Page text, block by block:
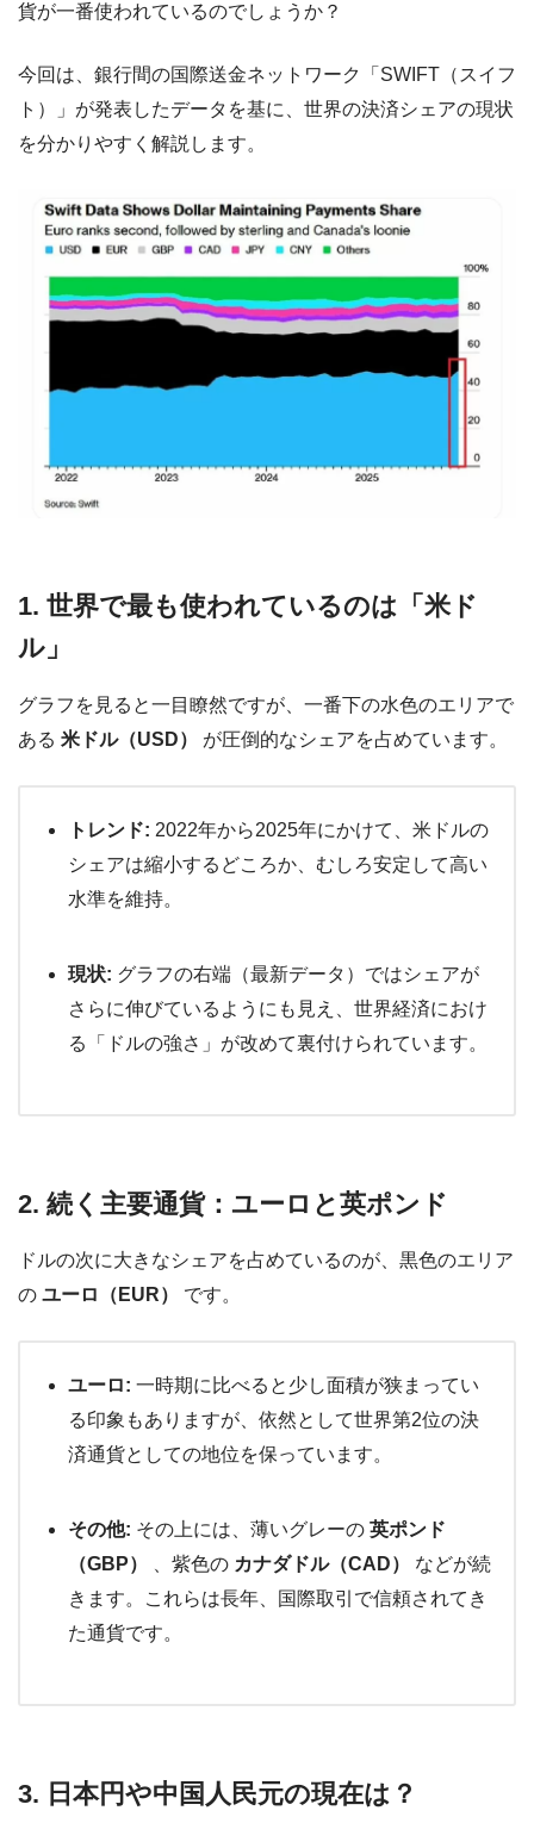
貨が一番使われているのでしょうか？
今回は、銀行間の国際送金ネットワーク「SWIFT（スイフ
ト）」が発表したデータを基に、世界の決済シェアの現状
を分かりやすく解説します。
1. 世界で最も使われているのは「米ド
ル」
グラフを見ると一目瞭然ですが、一番下の水色のエリアで
ある 米ドル（USD） が圧倒的なシェアを占めています。
トレンド: 2022年から2025年にかけて、米ドルの
シェアは縮小するどころか、むしろ安定して高い
水準を維持。
現状: グラフの右端（最新データ）ではシェアが
さらに伸びているようにも見え、世界経済におけ
る「ドルの強さ」が改めて裏付けられています。
2. 続く主要通貨：ユーロと英ポンド
ドルの次に大きなシェアを占めているのが、黒色のエリア
の ユーロ（EUR） です。
ユーロ: 一時期に比べると少し面積が狭まってい
る印象もありますが、依然として世界第2位の決
済通貨としての地位を保っています。
その他: その上には、薄いグレーの 英ポンド
（GBP）
、紫色の カナダドル（CAD）
などが続
きます。これらは長年、国際取引で信頼されてき
た通貨です。
3. 日本円や中国人民元の現在は？